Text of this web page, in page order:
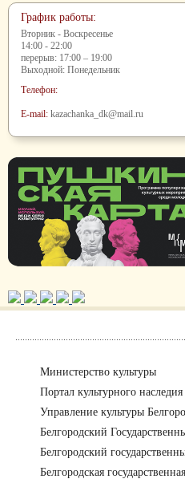
График работы:
Вторник - Воскресенье
14:00 - 22:00
перерыв: 17:00 – 19:00
Выходной: Понедельник
Телефон:
E-mail: kazachanka_dk@mail.ru
Министерство культуры
Портал культурного
Управление культуры
Белгородский
Белгородский
Белгородская